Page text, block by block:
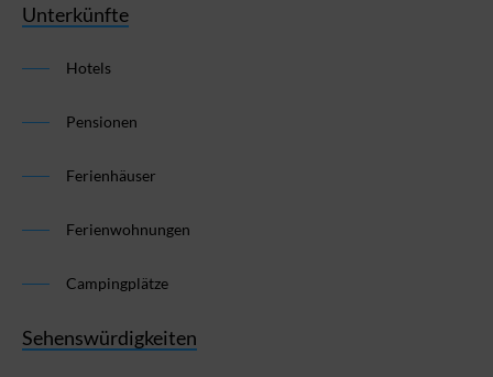
Unterkünfte
Hotels
Pensionen
Ferienhäuser
Ferienwohnungen
Campingplätze
Sehenswürdigkeiten